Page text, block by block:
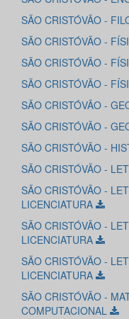
SÃO CRISTÓVÃO -
SÃO CRISTÓVÃO -
SÃO CRISTÓVÃO -
SÃO CRISTÓVÃO -
SÃO CRISTÓVÃO -
SÃO CRISTÓVÃO -
SÃO CRISTÓVÃO -
SÃO CRISTÓVÃO -
SÃO CRISTÓVÃO -
LICENCIATURA
SÃO CRISTÓVÃO -
LICENCIATURA
SÃO CRISTÓVÃO -
LICENCIATURA
SÃO CRISTÓVÃO -
COMPUTACIONAL